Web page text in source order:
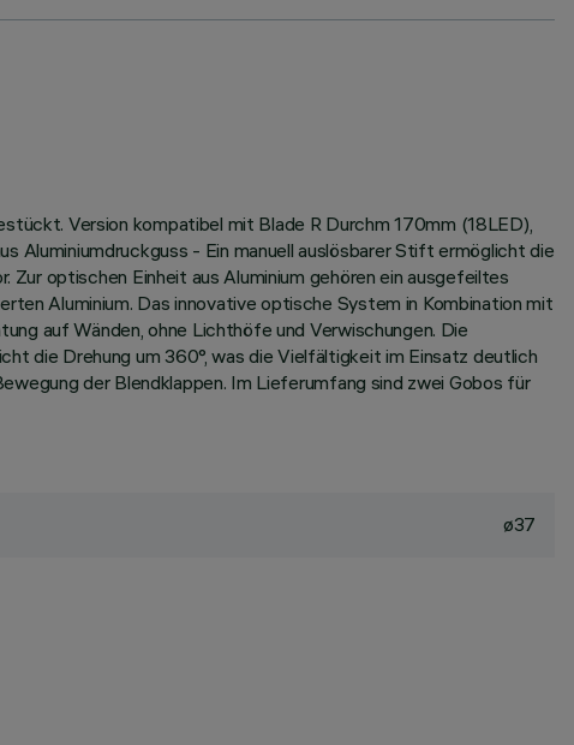
Version kompatibel mit Blade R Durchm 170mm (18LED),
- Ein manuell auslösbarer Stift ermöglicht die
optischen Einheit aus Aluminium gehören ein ausgefeiltes
Aluminium. Das innovative optische System in Kombination mit
auf Wänden, ohne Lichthöfe und Verwischungen. Die
die Drehung um 360°, was die Vielfältigkeit im Einsatz deutlich
der Blendklappen. Im Lieferumfang sind zwei Gobos für
ø37